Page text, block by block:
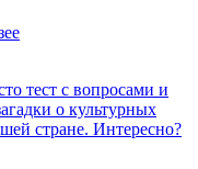
тест с вопросами и
о культурных
стране. Интересно?